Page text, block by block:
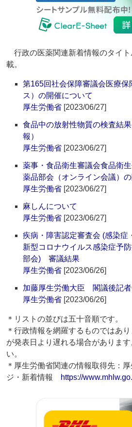
行政の医薬関連新着情報のタイト
載。
第165回社会保障審議会医療保
ス）の開催について
厚生労働省 [2023/06/27]
食品中の放射性物質の検査結
報）
厚生労働省 [2023/06/27]
薬事・食品衛生審議会食品衛
薬品部会（オンライン会議）
厚生労働省 [2023/06/27]
麻しんについて
厚生労働省 [2023/06/27]
疾病・障害認定審査会 (感染症
新型コロナウイルス感染症予
部会) 審議結果
厚生労働省 [2023/06/26]
加藤厚生労働大臣 閣議後記
厚生労働省 [2023/06/26]
＊リストの並びは五十音順です。
＊行政情報を網羅するものではあ
が発表日より遅れる場合がありま
い。
＊厚生労働省関連の情報取得先：
ジ・新着情報 https://